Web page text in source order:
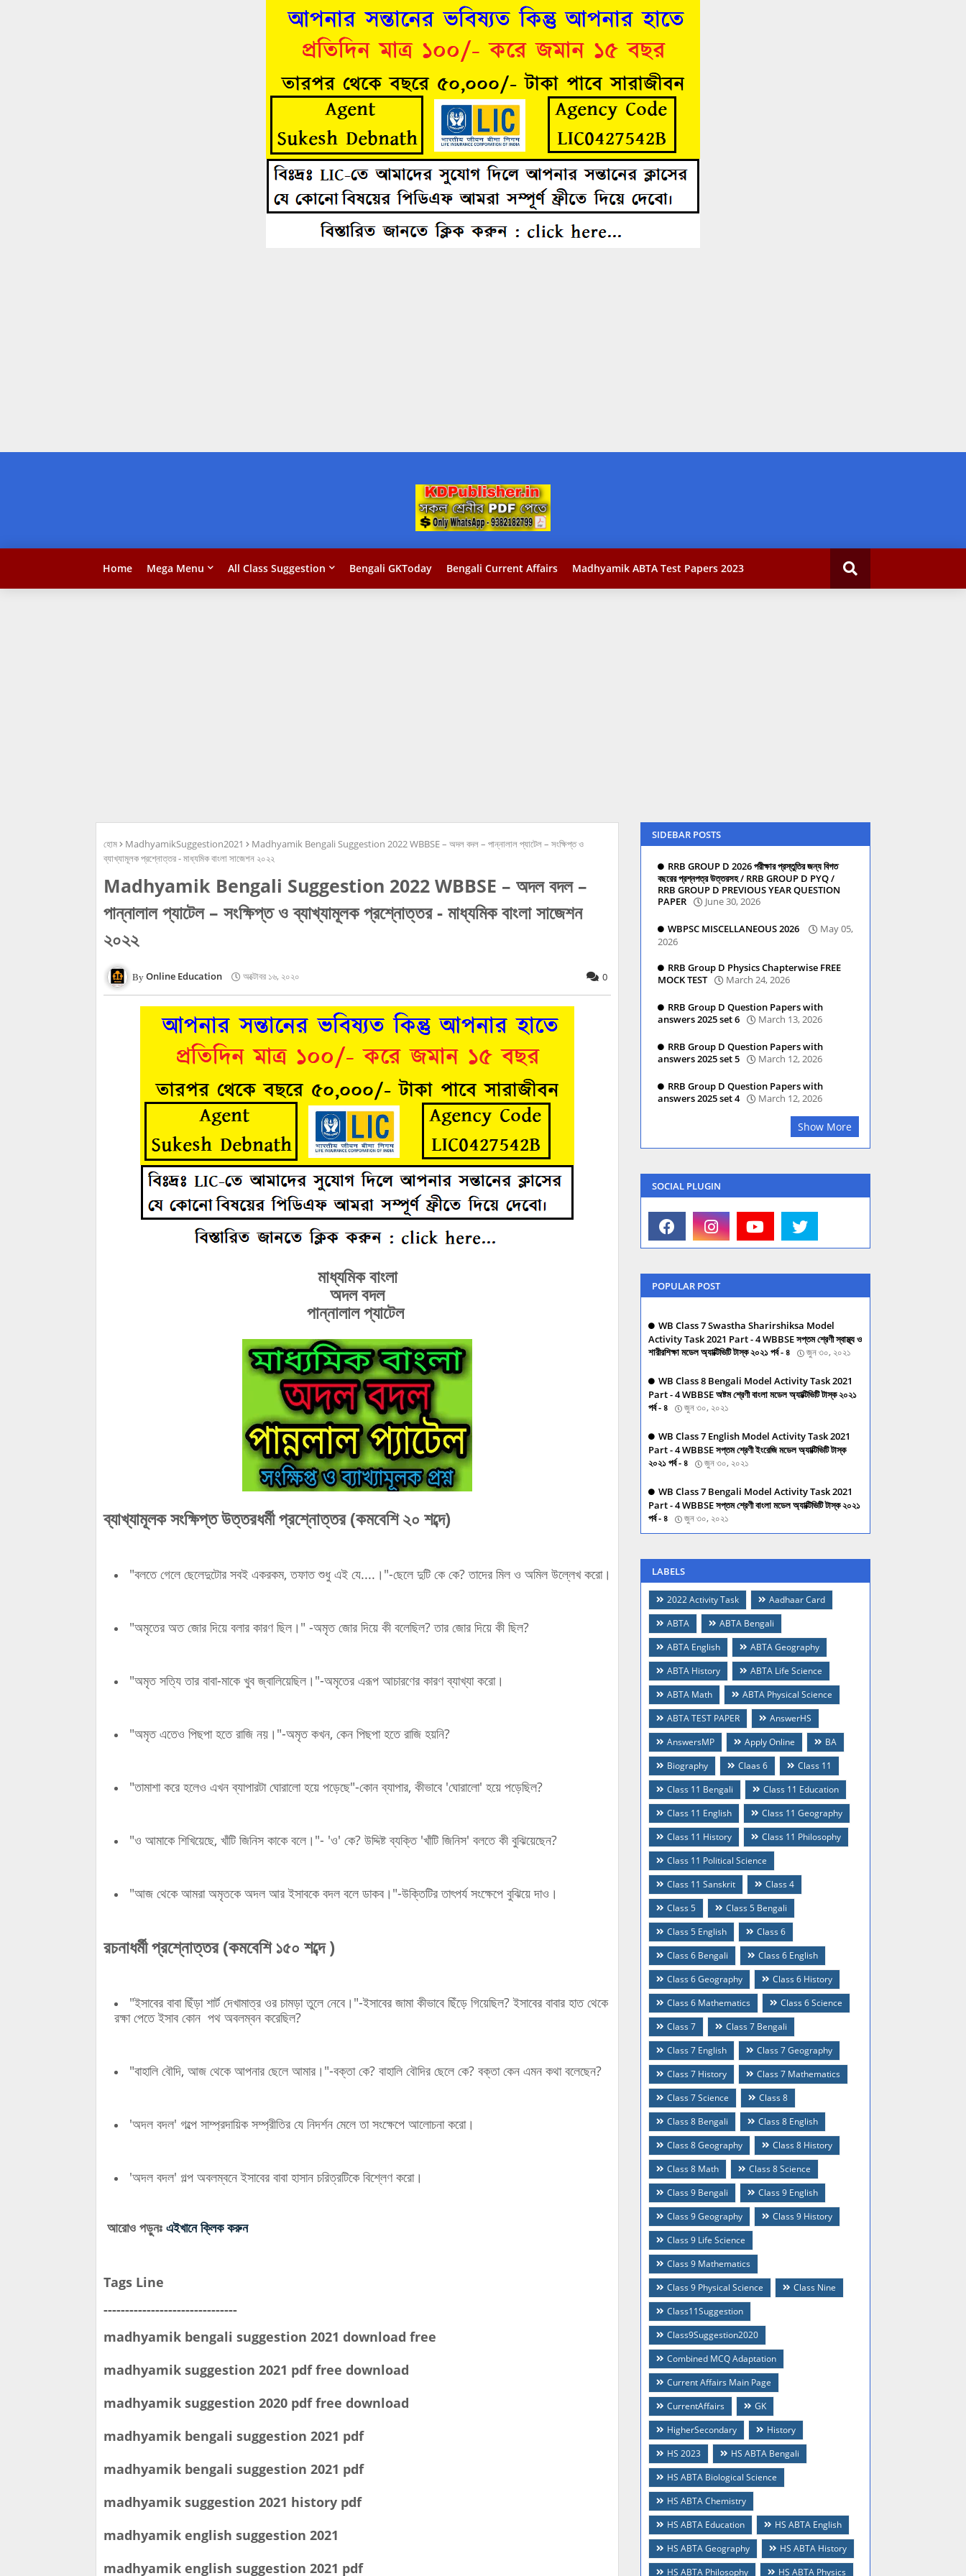
Home Mega Menu All Class Suggestion Bengali GKToday Bengali Current Affairs Madhyamik ABTA Test Papers 2023
হোম MadhyamikSuggestion2021
Madhyamik Bengali Suggestion 2022 WBBSE – অদল বদল – পান্নালাল প্যাটেল – সংক্ষিপ্ত ও
ব্যাখ্যামূলক প্রশ্নোত্তর - মাধ্যমিক বাংলা সাজেশন ২০২২
Madhyamik Bengali Suggestion 2022 WBBSE – অদল বদল –
পান্নালাল প্যাটেল – সংক্ষিপ্ত ও ব্যাখ্যামূলক প্রশ্নোত্তর - মাধ্যমিক বাংলা সাজেশন
২০২২
Online Education অক্টোবর ১৬, ২০২০ 0
মাধ্যমিক বাংলা
অদল বদল
পান্নালাল প্যাটেল
ব্যাখ্যামূলক সংক্ষিপ্ত উত্তরধর্মী প্রশ্নোত্তর (কমবেশি ২০ শব্দে)
"বলতে গেলে ছেলেদুটোর সবই একরকম, তফাত শুধু এই যে....।"-ছেলে দুটি কে কে? তাদের মিল ও অমিল উল্লেখ করো।
"অমৃতের অত জোর দিয়ে বলার কারণ ছিল।" -অমৃত জোর দিয়ে কী বলেছিল? তার জোর দিয়ে কী ছিল?
"অমৃত সত্যি তার বাবা-মাকে খুব জ্বালিয়েছিল।"-অমৃতের এরূপ আচারণের কারণ ব্যাখ্যা করো।
"অমৃত এতেও পিছপা হতে রাজি নয়।"-অমৃত কখন, কেন পিছপা হতে রাজি হয়নি?
"তামাশা করে হলেও এখন ব্যাপারটা ঘোরালো হয়ে পড়েছে"-কোন ব্যাপার, কীভাবে 'ঘোরালো' হয়ে পড়েছিল?
"ও আমাকে শিখিয়েছে, খাঁটি জিনিস কাকে বলে।"- 'ও' কে? উদ্দিষ্ট ব্যক্তি 'খাঁটি জিনিস' বলতে কী বুঝিয়েছেন?
"আজ থেকে আমরা অমৃতকে অদল আর ইসাবকে বদল বলে ডাকব।"-উক্তিটির তাৎপর্য সংক্ষেপে বুঝিয়ে দাও।
রচনাধর্মী প্রশ্নোত্তর (কমবেশি ১৫০ শব্দে )
"ইসাবের বাবা ছিঁড়া শার্ট দেখামাত্র ওর চামড়া তুলে নেবে।"-ইসাবের জামা কীভাবে ছিঁড়ে গিয়েছিল? ইসাবের বাবার হাত থেকে
রক্ষা পেতে ইসাব কোন পথ অবলম্বন করেছিল?
"বাহালি বৌদি, আজ থেকে আপনার ছেলে আমার।"-বক্তা কে? বাহালি বৌদির ছেলে কে? বক্তা কেন এমন কথা বলেছেন?
'অদল বদল' গল্পে সাম্প্রদায়িক সম্প্রীতির যে নিদর্শন মেলে তা সংক্ষেপে আলোচনা করো।
'অদল বদল' গল্প অবলম্বনে ইসাবের বাবা হাসান চরিত্রটিকে বিশ্লেণ করো।
আরোও পড়ুনঃ এইখানে ক্লিক করুন
Tags Line
-------------------------------
madhyamik bengali suggestion 2021 download free
madhyamik suggestion 2021 pdf free download
madhyamik suggestion 2020 pdf free download
madhyamik bengali suggestion 2021 pdf
madhyamik bengali suggestion 2021 pdf
madhyamik suggestion 2021 history pdf
madhyamik english suggestion 2021
madhyamik english suggestion 2021 pdf
SIDEBAR POSTS
RRB GROUP D 2026 পরীক্ষার প্রস্তুতির জন্য বিগত
বছরের প্রশ্নপত্র উত্তরসহ / RRB GROUP D PYQ /
RRB GROUP D PREVIOUS YEAR QUESTION
PAPER
June 30, 2026
WBPSC MISCELLANEOUS 2026
May 05,
2026
RRB Group D Physics Chapterwise FREE
MOCK TEST
March 24, 2026
RRB Group D Question Papers with
answers 2025 set 6
March 13, 2026
RRB Group D Question Papers with
answers 2025 set 5
March 12, 2026
RRB Group D Question Papers with
answers 2025 set 4
March 12, 2026
Show More
SOCIAL PLUGIN
POPULAR POST
WB Class 7 Swastha Sharirshiksa Model
Activity Task 2021 Part - 4 WBBSE সপ্তম শ্রেণী স্বাস্থ্য ও
শারীরশিক্ষা মডেল অ্যাক্টিভিটি টাস্ক ২০২১ পর্ব - ৪
জুন ৩০, ২০২১
WB Class 8 Bengali Model Activity Task 2021
Part - 4 WBBSE অষ্টম শ্রেণী বাংলা মডেল অ্যাক্টিভিটি টাস্ক ২০২১
পর্ব - ৪
জুন ৩০, ২০২১
WB Class 7 English Model Activity Task 2021
Part - 4 WBBSE সপ্তম শ্রেণী ইংরেজি মডেল অ্যাক্টিভিটি টাস্ক
২০২১ পর্ব - ৪
জুন ৩০, ২০২১
WB Class 7 Bengali Model Activity Task 2021
Part - 4 WBBSE সপ্তম শ্রেণী বাংলা মডেল অ্যাক্টিভিটি টাস্ক ২০২১
পর্ব - ৪
জুন ৩০, ২০২১
LABELS
2022 Activity Task
Aadhaar Card
ABTA
ABTA Bengali
ABTA English
ABTA Geography
ABTA History
ABTA Life Science
ABTA Math
ABTA Physical Science
ABTA TEST PAPER
AnswerHS
AnswersMP
Apply Online
BA
Biography
Claas 6
Class 11
Class 11 Bengali
Class 11 Education
Class 11 English
Class 11 Geography
Class 11 History
Class 11 Philosophy
Class 11 Political Science
Class 11 Sanskrit
Class 4
Class 5
Class 5 Bengali
Class 5 English
Class 6
Class 6 Bengali
Class 6 English
Class 6 Geography
Class 6 History
Class 6 Mathematics
Class 6 Science
Class 7
Class 7 Bengali
Class 7 English
Class 7 Geography
Class 7 History
Class 7 Mathematics
Class 7 Science
Class 8
Class 8 Bengali
Class 8 English
Class 8 Geography
Class 8 History
Class 8 Math
Class 8 Science
Class 9 Bengali
Class 9 English
Class 9 Geography
Class 9 History
Class 9 Life Science
Class 9 Mathematics
Class 9 Physical Science
Class Nine
Class11Suggestion
Class9Suggestion2020
Combined MCQ Adaptation
Current Affairs Main Page
CurrentAffairs
GK
HigherSecondary
History
HS 2023
HS ABTA Bengali
HS ABTA Biological Science
HS ABTA Chemistry
HS ABTA Education
HS ABTA English
HS ABTA Geography
HS ABTA History
HS ABTA Philosophy
HS ABTA Physics